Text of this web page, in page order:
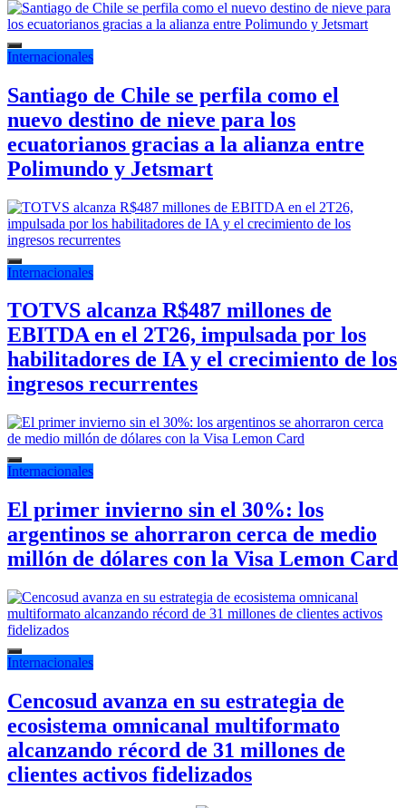
Internacionales
Santiago de Chile se perfila como el
nuevo destino de nieve para los
ecuatorianos gracias a la alianza entre
Polimundo y Jetsmart
Internacionales
TOTVS alcanza R$487 millones de
EBITDA en el 2T26, impulsada por los
habilitadores de IA y el crecimiento de los
ingresos recurrentes
Internacionales
El primer invierno sin el 30%: los
argentinos se ahorraron cerca de medio
millón de dólares con la Visa Lemon Card
Internacionales
Cencosud avanza en su estrategia de
ecosistema omnicanal multiformato
alcanzando récord de 31 millones de
clientes activos fidelizados